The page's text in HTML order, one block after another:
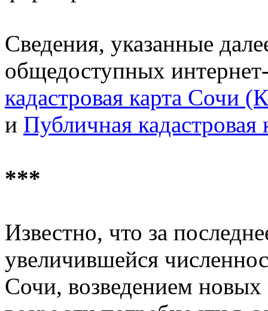
Сведения, указанные
общедоступных
кадастровая карта Сочи
и Публичная кадастровая
***
Известно, что за
увеличившейся
Сочи, возведением